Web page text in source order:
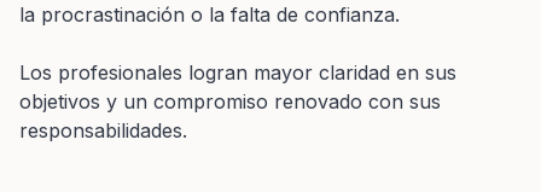
la procrastinación o la falta de confianza.
Los profesionales logran mayor claridad en sus
objetivos y un compromiso renovado con sus
responsabilidades.